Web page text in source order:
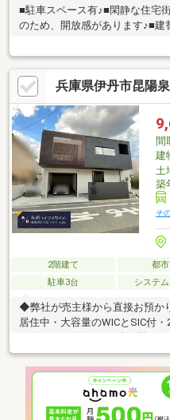
■駐車スペース有♪■閑静な住宅
のため、開放感があります♪■建
兵庫県伊丹市昆陽
間
建
土
築
そ
2階建て 都
駐車3台
システ
◆弊社が売主様から直接お預か
居住中・大容量のWICとSIC付
最高等級3取得・旭化成のヘー
い快適な空間で過ごせます♪・
掲載している物件もご紹介可
の青いボタンでお問い合わせ
ていただけます。◆自己資金０